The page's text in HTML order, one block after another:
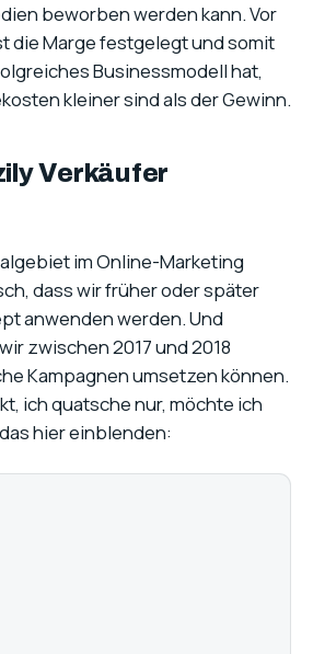
beworben werden kann. Vor
die Marge festgelegt und somit
Businessmodell hat,
kleiner sind als der Gewinn.
Verkäufer
im Online-Marketing
dass wir früher oder später
anwenden werden. Und
zwischen 2017 und 2018
Kampagnen umsetzen können.
ich quatsche nur, möchte ich
hier einblenden: